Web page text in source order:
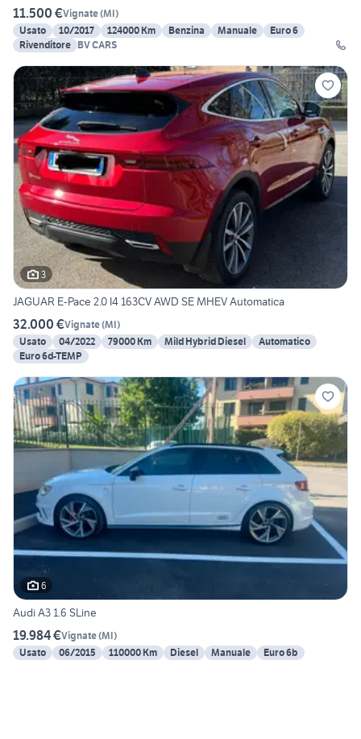
11.500 €Vignate(MI)
Usato
10/2017 124000 Km Benzina Manuale
Euro 6
Rivenditore BV CARS
3
JAGUAR E-Pace 2.0 I4 163CV AWD SE MHEV Automatica
32.000 €Vignate(MI)
Usato
04/2022 79000 Km Mild Hybrid Diesel
Automatico
Euro 6d-TEMP
6
Audi A3 1.6 SLine
19.984 €Vignate(MI)
Usato
06/2015 110000 Km Diesel Manuale Euro 6b